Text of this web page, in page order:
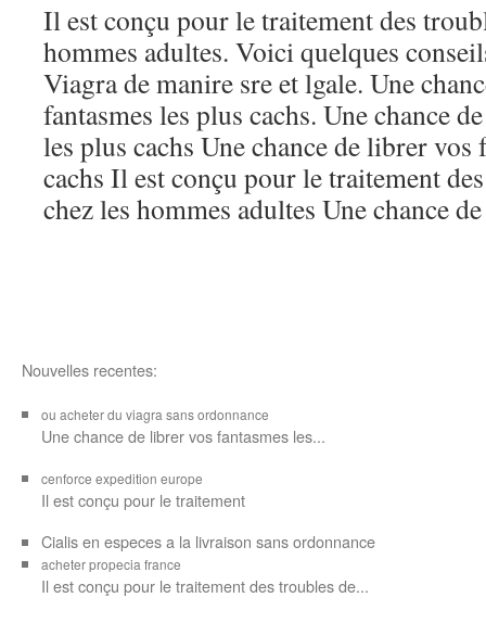
Il est conçu pour le traitement des
hommes adultes. Voici quelques
Viagra de manire sre et lgale. Une
fantasmes les plus cachs. Une chance
les plus cachs Une chance de librer vos
cachs Il est conçu pour le traitement
chez les hommes adultes Une chance
Nouvelles recentes:
ou acheter du viagra sans ordonnance
Une chance de librer vosfantasmes les...
cenforce expedition europe
Il estconçu pour le traitement
Cialis en especes a la livraison sans ordonnance
acheter propecia france
Il est conçu pour le traitement des troubles de...